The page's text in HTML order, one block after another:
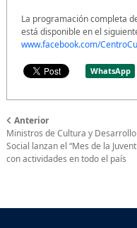
La programación completa
está disponible en el
www.facebook.com/
WhatsApp
Anterior
Ministros de Cultura y Desarrollo
Social lanzan el “Mes de la
con actividades en todo el país